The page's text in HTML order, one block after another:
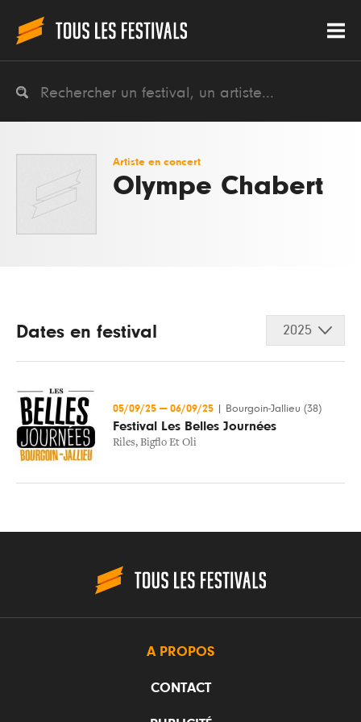
Artiste en concert
Olympe Chabert
Dates en festival 2025
05/09/25 — 06/09/25 Bourgoin-Jallieu (38)
Festival Les Belles Journées
Riles, Bigflo Et Oli
A PROPOS
CONTACT